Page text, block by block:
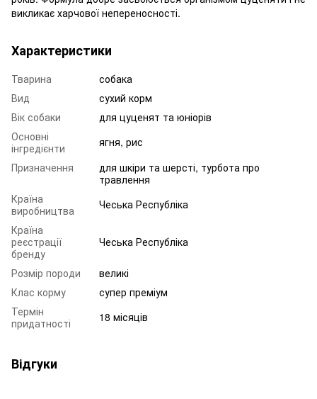
викликає харчової непереносності.
Характеристики
Тварина
собака
Вид
сухий корм
Вік собаки
для цуценят та юніорів
Основні
інгредієнти
ягня, рис
Призначення
для шкіри та шерсті, турбота про
травлення
Країна
виробництва
Чеська Республіка
Країна
реєстрації
бренду
Чеська Республіка
Розмір породи
великі
Клас корму
супер преміум
Термін
придатності
18 місяців
Відгуки